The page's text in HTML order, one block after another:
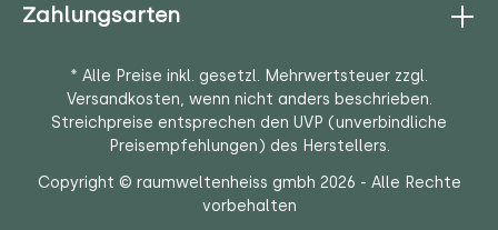
Zahlungsarten
* Alle Preise inkl. gesetzl. Mehrwertsteuer zzgl.
Versandkosten, wenn nicht anders beschrieben.
Streichpreise entsprechen den UVP (unverbindliche
Preisempfehlungen) des Herstellers.
Copyright © raumweltenheiss gmbh 2026 - Alle Rechte
vorbehalten